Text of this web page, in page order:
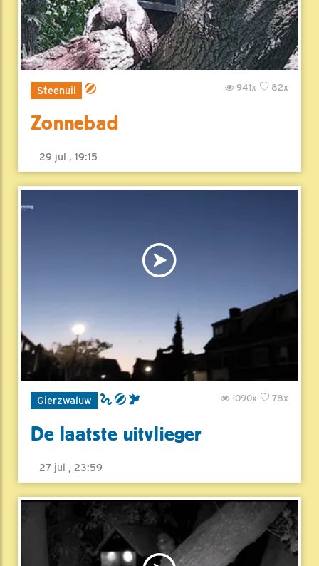
Steenuil 82x
941x
Zonnebad
29 jul , 19:15
Gierzwaluw 78x
1090x
De laatste uitvlieger
27 jul , 23:59